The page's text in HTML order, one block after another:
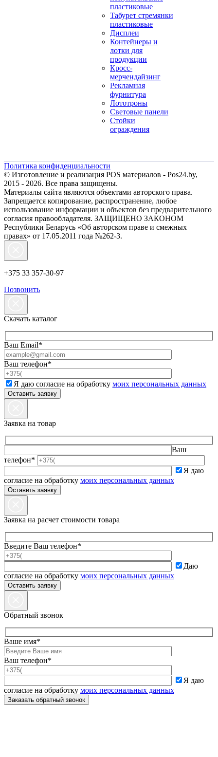
пластиковые
Табурет стремянки
пластиковые
Дисплеи
Контейнеры и
лотки для
продукции
Кросс-
мерчендайзинг
Рекламная
фурнитура
Лототроны
Световые панели
Стойки
ограждения
Политика конфиденциальности
© Изготовление и реализация POS материалов - Pos24.by,
2015 - 2026. Все права защищены.
Материалы сайта являются объектами авторского права.
Запрещается копирование, распространение, любое
использование информации и объектов без предварительного
согласия правообладателя. ЗАЩИЩЕНО ЗАКОНОМ
Республики Беларусь «Об авторском праве и смежных
правах» от 17.05.2011 года №262-З.
+375 33 357-30-97
Позвонить
Скачать каталог
Ваш Email*
Ваш телефон*
Я даю согласие на обработку моих персональных данных
Заявка на товар
Ваш
телефон*
Я даю
согласие на обработку моих персональных данных
Заявка на расчет стоимости товара
Введите Ваш телефон*
Даю
согласие на обработку моих персональных данных
Обратный звонок
Ваше имя*
Ваш телефон*
Я даю
согласие на обработку моих персональных данных